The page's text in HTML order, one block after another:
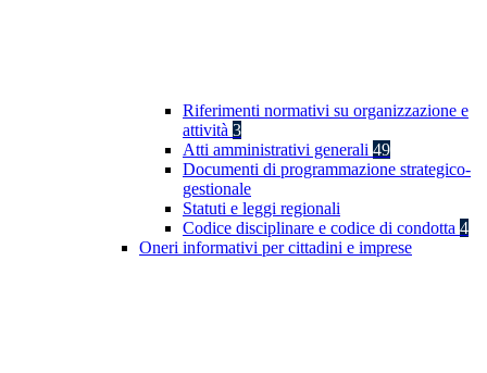
Riferimenti normativi su organizzazione e
attività 3
Atti amministrativi generali 49
Documenti di programmazione strategico-
gestionale
Statuti e leggi regionali
Codice disciplinare e codice di condotta 4
Oneri informativi per cittadini e imprese